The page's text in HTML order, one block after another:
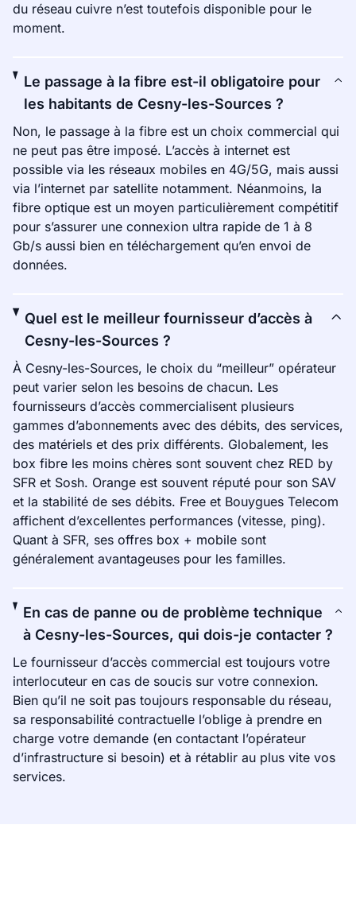
du réseau cuivre n’est toutefois disponible pour le
moment.
Le passage à la fibre est-il obligatoire pour
les habitants de Cesny-les-Sources ?
Non, le passage à la fibre est un choix commercial qui
ne peut pas être imposé. L’accès à internet est
possible via les réseaux mobiles en 4G/5G, mais aussi
via l’internet par satellite notamment. Néanmoins, la
fibre optique est un moyen particulièrement compétitif
pour s’assurer une connexion ultra rapide de 1 à 8
Gb/s aussi bien en téléchargement qu’en envoi de
données.
Quel est le meilleur fournisseur d’accès à
Cesny-les-Sources ?
À Cesny-les-Sources, le choix du “meilleur” opérateur
peut varier selon les besoins de chacun. Les
fournisseurs d’accès commercialisent plusieurs
gammes d’abonnements avec des débits, des services,
des matériels et des prix différents. Globalement, les
box fibre les moins chères sont souvent chez RED by
SFR et Sosh. Orange est souvent réputé pour son SAV
et la stabilité de ses débits. Free et Bouygues Telecom
affichent d’excellentes performances (vitesse, ping).
Quant à SFR, ses offres box + mobile sont
généralement avantageuses pour les familles.
En cas de panne ou de problème technique
à Cesny-les-Sources, qui dois-je contacter ?
Le fournisseur d’accès commercial est toujours votre
interlocuteur en cas de soucis sur votre connexion.
Bien qu’il ne soit pas toujours responsable du réseau,
sa responsabilité contractuelle l’oblige à prendre en
charge votre demande (en contactant l’opérateur
d’infrastructure si besoin) et à rétablir au plus vite vos
services.